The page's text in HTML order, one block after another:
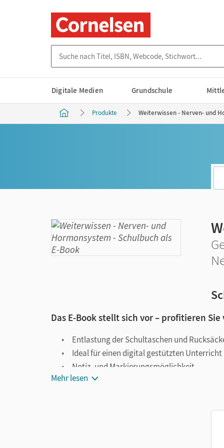
Digitale Medien Grundschule
Produkte Weiterwissen - Nerven- und
Das E-Book stellt sich vor – profitieren
Entlastung der Schultaschen und
Ideal für einen digital gestützten Unterricht
Notiz- und Markierungsmöglichkeit
Jederzeit unkompliziert verfügbar
Mehr lesen